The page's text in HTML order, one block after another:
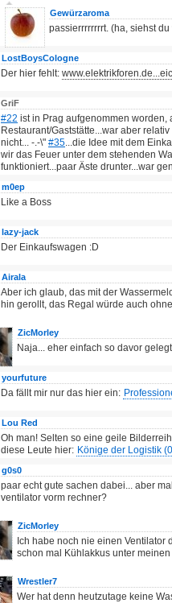
Gewürzaroma
passierrrrrrrrt. (ha, siehst
LostBoysCologne
Der hier fehlt:
GriF
#22 ist in Prag aufgenommen worden,
Restaurant/Gaststätte...war aber
nicht... -.-\" #35...die Idee mit dem
wir das Feuer unter dem stehenden
funktioniert...paar Äste drunter...war
m0ep
Like a Boss
lazy-jack
Der Einkaufswagen :D
Airala
Aber ich glaub, das mit der
hin gerollt, das Regal würde auch
ZicMorley
Naja... eher einfach so davor
yourfuture
Da fällt mir nur das hier ein:
Lou Red
Oh man! Selten so eine geile
diese Leute hier: Könige der Logistik
g0s0
paar echt gute sachen dabei... aber
ventilator vorm rechner?
ZicMorley
Ich habe noch nie einen Ventilator
schon mal Kühlakkus unter
Wrestler7
Wer hat denn heutzutage keine